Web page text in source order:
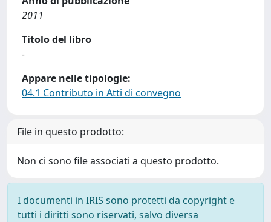
2011
Titolo del libro
-
Appare nelle tipologie:
04.1 Contributo in Atti di convegno
File in questo prodotto:
Non ci sono file associati a questo prodotto.
I documenti in IRIS sono protetti da copyright e
tutti i diritti sono riservati, salvo diversa